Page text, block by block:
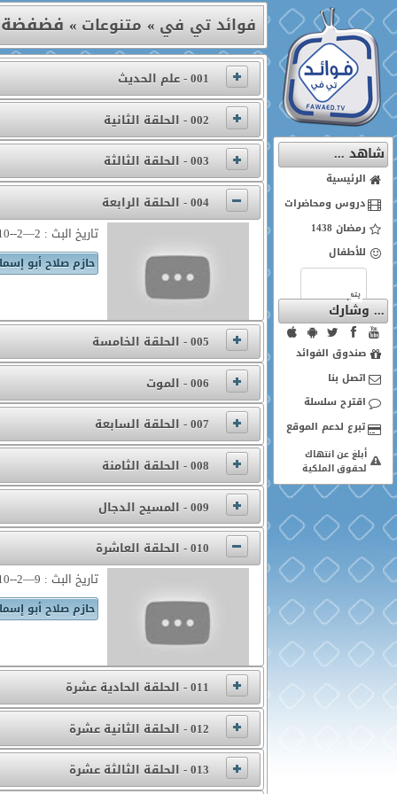
شاهد ...
الرئيسية
دروس ومحاضرات
رمضان 1438
للأطفال
... وشارك
صندوق الفوائد
اتصل بنا
اقترح سلسلة
أبلغ عن انتهاك
لحقوق الملكية
فوائد تي في » متنوعات »فضفضة
001 - علم الحديث
002 - الحلقة الثانية
003 - الحلقة الثالثة
004 - الحلقة الرابعة
تاريخ البث : 2—2--2010
حازم صلاح أبو
005 - الحلقة الخامسة
006 - الموت
007 - الحلقة السابعة
008 - الحلقة الثامنة
009 - المسيح الدجال
010 - الحلقة العاشرة
تاريخ البث : 9—2--2010
حازم صلاح أبو
011 - الحلقة الحادية عشرة
012 - الحلقة الثانية عشرة
013 - الحلقة الثالثة عشرة